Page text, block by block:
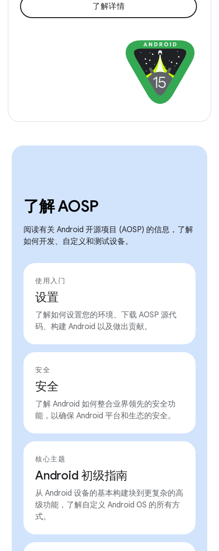
了解详情
了解 AOSP
阅读有关 Android 开源项目 (AOSP) 的信息，了解
如何开发、自定义和测试设备。
使用入门
设置
了解如何设置您的环境、下载 AOSP 源代
码、构建 Android 以及做出贡献。
安全
安全
了解 Android 如何整合业界领先的安全功
能，以确保 Android 平台和生态的安全。
核心主题
Android 初级指南
从 Android 设备的基本构建块到更复杂的高
级功能，了解自定义 Android OS 的所有方
式。